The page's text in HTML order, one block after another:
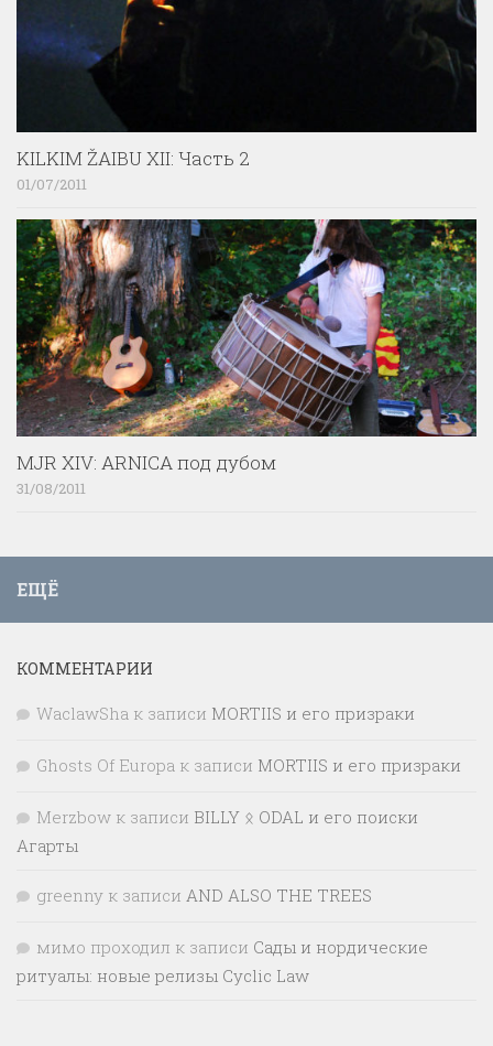
KILKIM ŽAIBU XII: Часть 2
01/07/2011
MJR XIV: ARNICA под дубом
31/08/2011
ЕЩЁ
КОММЕНТАРИИ
WaclawSha к записи MORTIIS и его призраки
Ghosts Of Europa к записи MORTIIS и его призраки
Merzbow к записи BILLY ᛟ ODAL и его поиски
Агарты
greenny к записи AND ALSO THE TREES
мимо проходил к записи Сады и нордические
ритуалы: новые релизы Cyclic Law